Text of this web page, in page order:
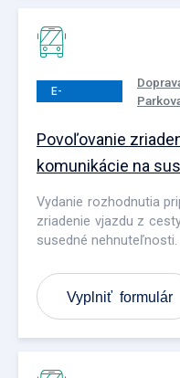
E-
Povoľovanie
komunikácie na
Vydanie rozhodnutia
zriadenie vjazdu z
susedné nehnuteľnosti.
Vyplniť formulár